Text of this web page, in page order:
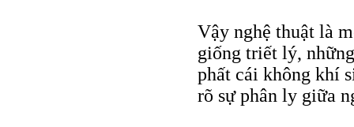
Vậy nghệ thuật là
giống triết lý,
phất cái không khí
rõ sự phân ly giữa